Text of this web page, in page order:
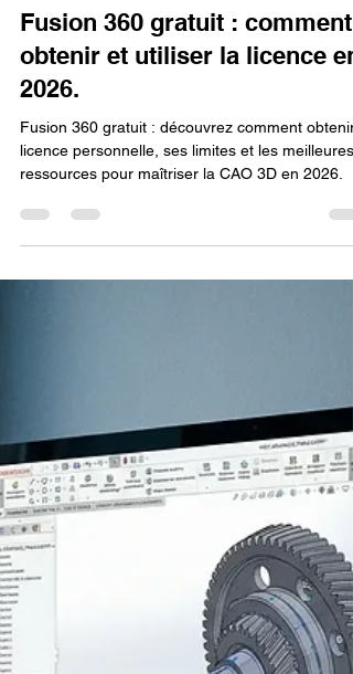
27 mai
7 min de lecture
Fusion 360 gratuit : comment
obtenir et utiliser la licence en
2026.
Fusion 360 gratuit : découvrez comment obtenir
ressources pour maîtriser la CAO 3D en 2026.